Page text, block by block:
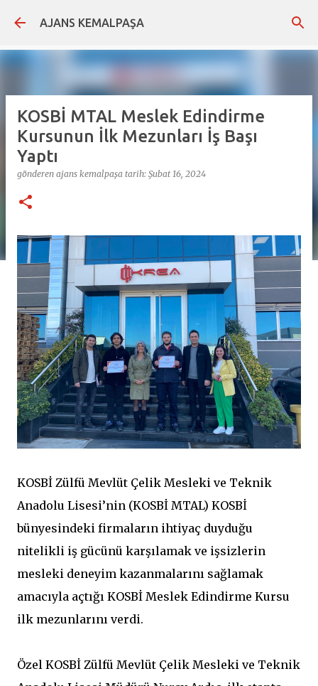
Ana içeriğe atla
AJANS KEMALPAŞA
KOSBİ MTAL Meslek Edindirme
Kursunun İlk Mezunları İş Başı
Yaptı
gönderen ajans kemalpaşa tarih: Şubat 16, 2024
KOSBİ Zülfü Mevlüt Çelik Mesleki ve Teknik
Anadolu Lisesi’nin (KOSBİ MTAL) KOSBİ
bünyesindeki firmaların ihtiyaç duyduğu
nitelikli iş gücünü karşılamak ve işsizlerin
mesleki deneyim kazanmalarını sağlamak
amacıyla açtığı KOSBİ Meslek Edindirme Kursu
ilk mezunlarını verdi.
Özel KOSBİ Zülfü Mevlüt Çelik Mesleki ve Teknik